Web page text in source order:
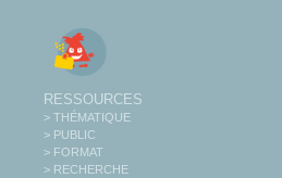
RESSOURCES
> THÉMATIQUE
> PUBLIC
> FORMAT
> RECHERCHE